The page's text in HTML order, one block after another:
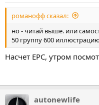
романофф сказал:
но - читай выше. или
50 группу 600
Насчет EPC, утром
autonewlife